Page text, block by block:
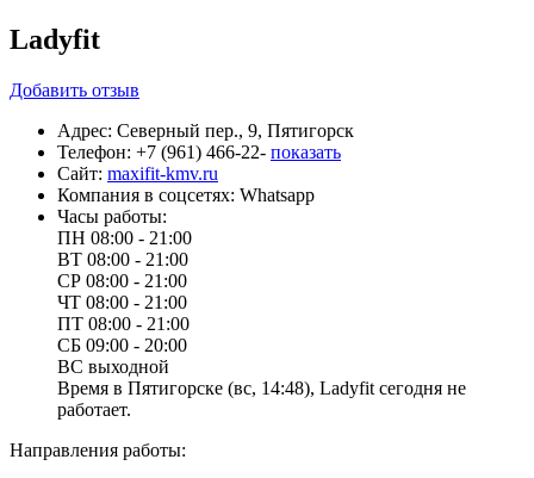
Ladyfit
Добавить отзыв
Адрес: Северный пер., 9, Пятигорск
Телефон: +7 (961) 466-22- показать
Сайт: maxifit-kmv.ru
Компания в соцсетях: Whatsapp
Часы работы:
ПН 08:00 - 21:00
ВТ 08:00 - 21:00
СР 08:00 - 21:00
ЧТ 08:00 - 21:00
ПТ 08:00 - 21:00
СБ 09:00 - 20:00
ВС выходной
Время в Пятигорске (вс, 14:48), Ladyfit сегодня не
работает.
Направления работы: